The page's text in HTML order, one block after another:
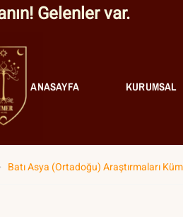
Gelenler var.
ANASAYFA KURUMSAL
Batı Asya (Ortadoğu) Araştırmaları